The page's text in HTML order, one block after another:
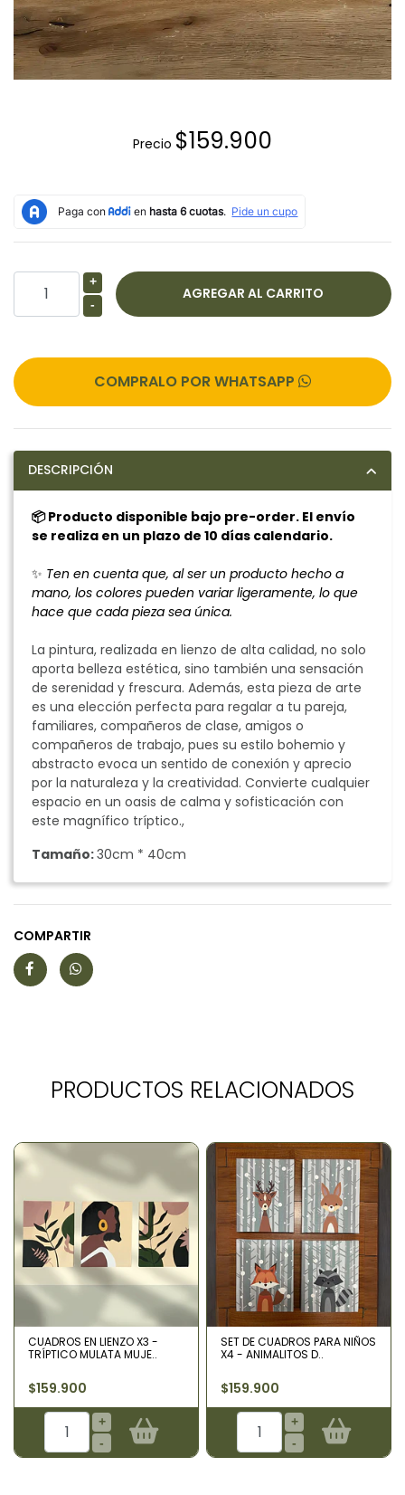
Precio $159.900
+
-
COMPRALO POR WHATSAPP
DESCRIPCIÓN
📦 Producto disponible bajo pre-order. El envío
se realiza en un plazo de 10 días calendario.
✨ Ten en cuenta que, al ser un producto hecho a
mano, los colores pueden variar ligeramente, lo que
hace que cada pieza sea única.
La pintura, realizada en lienzo de alta calidad, no solo
aporta belleza estética, sino también una sensación
de serenidad y frescura. Además, esta pieza de arte
es una elección perfecta para regalar a tu pareja,
familiares, compañeros de clase, amigos o
compañeros de trabajo, pues su estilo bohemio y
abstracto evoca un sentido de conexión y aprecio
por la naturaleza y la creatividad. Convierte cualquier
espacio en un oasis de calma y sofisticación con
este magnífico tríptico.,
Tamaño:30cm * 40cm
COMPARTIR
PRODUCTOS RELACIONADOS
CUADROS EN LIENZO X3 -
TRÍPTICO MULATA MUJE..
$159.900
+
-
SET DE CUADROS PARA NIÑOS
X4 - ANIMALITOS D..
$159.900
+
-